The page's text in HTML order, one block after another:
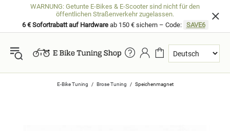
WARNUNG: Getunte E-Bikes & E-Scooter sind nicht für den
öffentlichen Straßenverkehr zugelassen.
6 € Sofortrabatt auf Hardwareab 150 € sichern – Code: SAVE6
E-Bike Tuning Brose Tuning Speichenmagnet